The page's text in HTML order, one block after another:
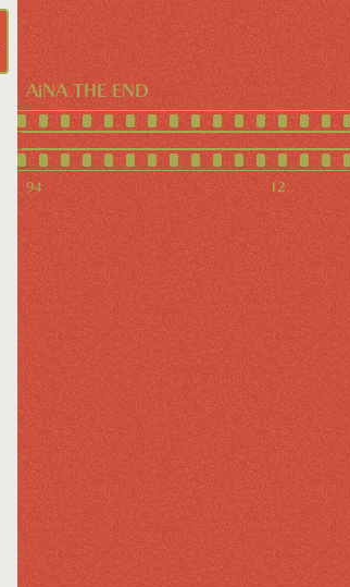
AiNA THE END
94 12